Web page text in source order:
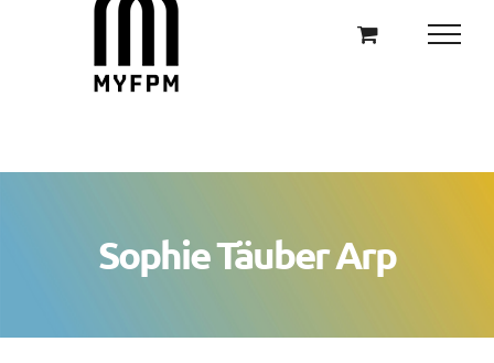
Sophie Täuber Arp